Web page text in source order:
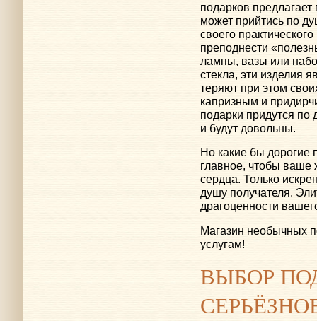
подарков
может прийтись по
своего
преподнести
лампы, вазы или
стекла, эти изделия
теряют при этом
капризным и
подарки придутся
и будут довольны.
Но какие бы
главное, чтобы ваше
сердца. Только
душу получателя.
драгоценности
Магазин необычных
услугам!
ВЫБОР